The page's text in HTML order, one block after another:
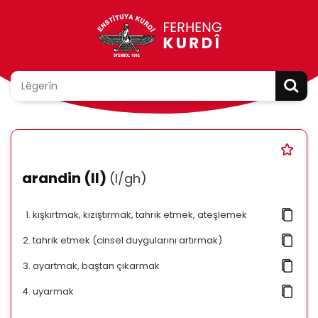
arandin (II) (l/gh)
kışkırtmak, kızıştırmak, tahrik etmek, ateşlemek
tahrik etmek (cinsel duygularını artırmak)
ayartmak, baştan çıkarmak
uyarmak